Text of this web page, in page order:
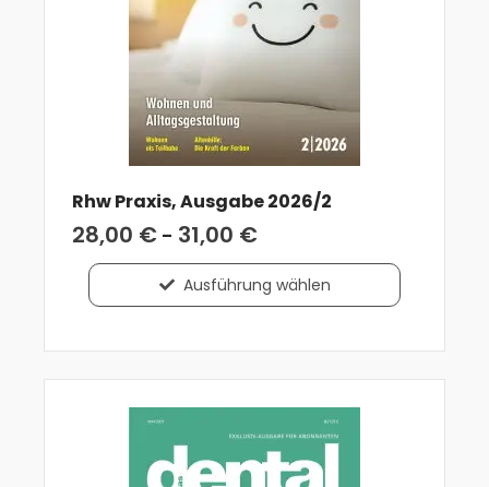
Rhw Praxis, Ausgabe 2026/2
28,00 € - 31,00 €
Ausführung wählen